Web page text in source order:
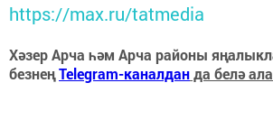
https://max.ru/tatmedia
Хәзер Арча һәм Арча районы
безнеңTelegram-каналданда белә